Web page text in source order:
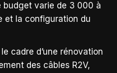
budget varie de 3 000 à
et la configuration du
cadre d’une rénovation
des câbles R2V,